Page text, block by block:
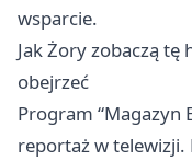
wsparcie.
Jak Żory zobaczą
obejrzeć
Program “Magazyn
reportaż w telewizji.